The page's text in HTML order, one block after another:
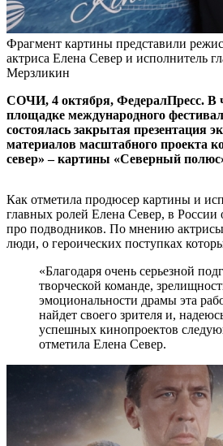
Фрагмент картины представили
актриса Елена Север и исполнитель
Мерзликин
СОЧИ, 4 октября, ФедералПресс. В
площадке международного
состоялась закрытая презентация
материалов масштабного проекта
север» – картины «Северный
Как отметила продюсер картины и
главных ролей Елена Север, в России
про подводников. По мнению
люди, о героических поступках
«Благодаря очень серьезной
творческой команде,
эмоциональности драмы эта
найдет своего зрителя и,
успешных кинопроектов
отметила Елена Север.